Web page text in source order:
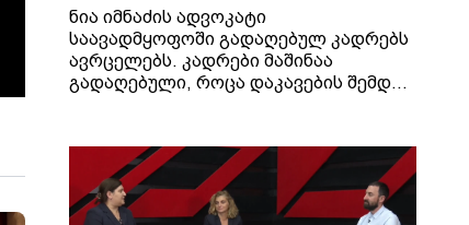
ნია იმნაძის ადვოკატი
საავადმყოფოში გადაღებულ კადრებს
ავრცელებს. კადრები მაშინაა
გადაღებული, როცა დაკავების შემდეგ